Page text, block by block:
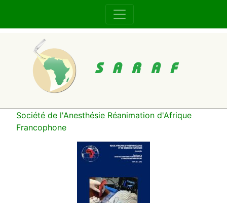
SARAF
Société de l'Anesthésie Réanimation d'Afrique
Francophone